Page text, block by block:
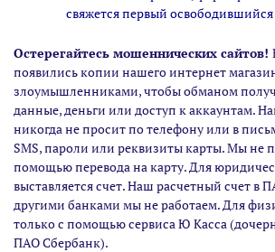
свяжется первый
Остерегайтесь мошеннических сайтов!
появились копии нашего интернет
злоумышленниками, чтобы обманом
данные, деньги или доступ к аккаунтам.
никогда не просит по телефону или в
SMS, пароли или реквизиты карты. Мы не
помощью перевода на карту. Для
выставляется счет. Наш расчетный счет в
другими банками мы не работаем. Для
только с помощью сервиса Ю Касса
ПАО Сбербанк).